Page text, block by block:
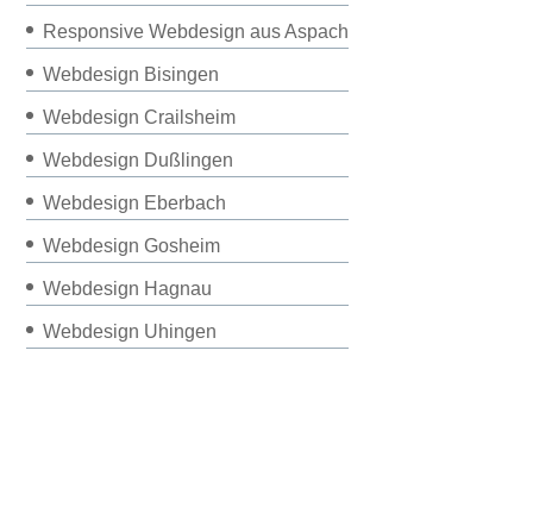
Responsive Webdesign aus Aspach
Webdesign Bisingen
Webdesign Crailsheim
Webdesign Dußlingen
Webdesign Eberbach
Webdesign Gosheim
Webdesign Hagnau
Webdesign Uhingen